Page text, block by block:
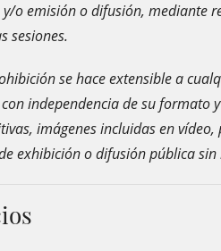
o emisión o difusión, mediante
sesiones.
se hace extensible a
independencia de su formato
imágenes incluidas en
exhibición o difusión pública sin